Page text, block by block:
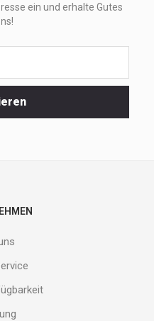
ein und erhalte Gutes